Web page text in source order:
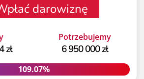
darowiznę
zł
Potrzebujemy
6 950 000 zł
109.07%
109.07%